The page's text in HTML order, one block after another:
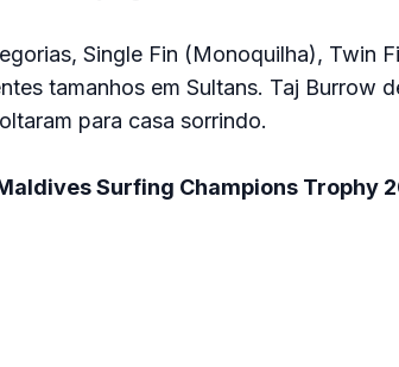
Single Fin (Monoquilha), Twin
tamanhos em Sultans. Taj Burrow
para casa sorrindo.
Surfing Champions Trophy